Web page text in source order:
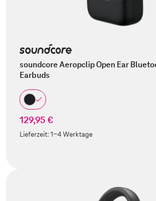
soundcore Aeropclip Open Ear
Earbuds
129,95 €
Lieferzeit:1-4 Werktage